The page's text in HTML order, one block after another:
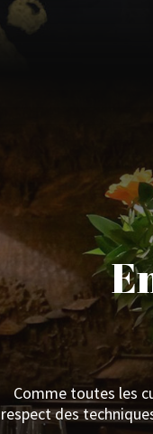
Comme toutes les
respect des